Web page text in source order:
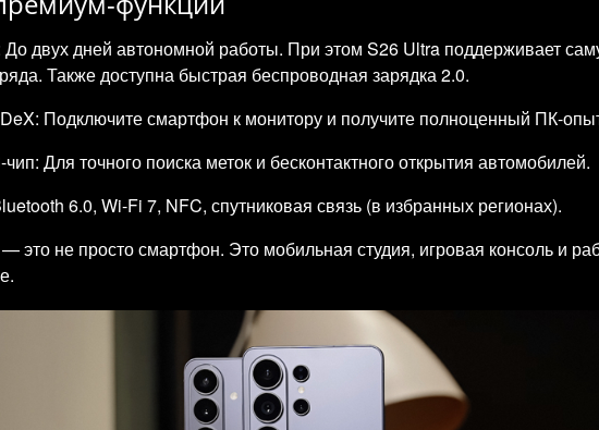
двух дней автономной работы. При этом S26 Ultra поддерживает
Также доступна быстрая беспроводная зарядка 2.0.
Подключите смартфон к монитору и получите полноценный ПК-
Для точного поиска меток и бесконтактного открытия автомобилей.
6.0, Wi-Fi 7, NFC, спутниковая связь (в избранных регионах).
— это не просто смартфон. Это мобильная студия, игровая консоль и